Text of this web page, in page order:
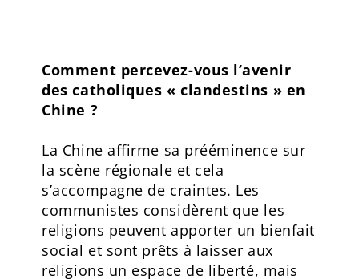
Comment percevez-vous l’avenir
des catholiques « clandestins » en
Chine ?
La Chine affirme sa prééminence sur
la scène régionale et cela
s’accompagne de craintes. Les
communistes considèrent que les
religions peuvent apporter un bienfait
social et sont prêts à laisser aux
religions un espace de liberté, mais